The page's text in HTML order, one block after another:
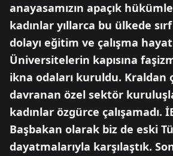
anayasamızın apaçık
kadınlar yıllarca bu ülkede
dolayı eğitim ve çalışma
Üniversitelerin kapısına
ikna odaları kuruldu. Kraldan
davranan özel sektör
kadınlar özgürce çalışamadı.
Başbakan olarak biz de eski
dayatmalarıyla karşılaştık.